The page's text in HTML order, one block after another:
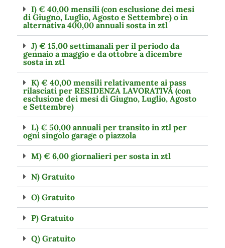
I) € 40,00 mensili (con esclusione dei mesi
di Giugno, Luglio, Agosto e Settembre) o in
alternativa 400,00 annuali sosta in ztl
J) € 15,00 settimanali per il periodo da
gennaio a maggio e da ottobre a dicembre
sosta in ztl
K) € 40,00 mensili relativamente ai pass
rilasciati per RESIDENZA LAVORATIVA (con
esclusione dei mesi di Giugno, Luglio, Agosto
e Settembre)
L) € 50,00 annuali per transito in ztl per
ogni singolo garage o piazzola
M) € 6,00 giornalieri per sosta in ztl
N) Gratuito
O) Gratuito
P) Gratuito
Q) Gratuito